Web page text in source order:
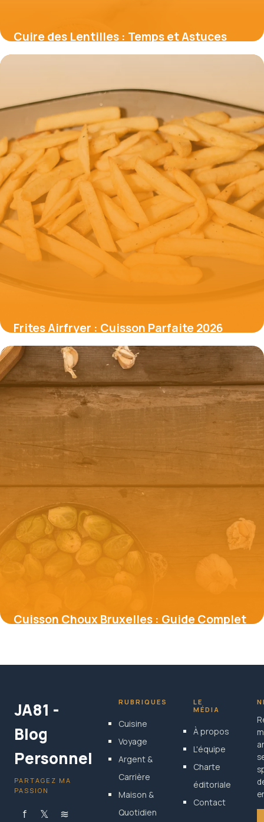
Cuire des Lentilles : Temps et Astuces
Parfaites
Frites Airfryer : Cuisson Parfaite 2026
19 mai 2026
Cuisson Choux Bruxelles : Guide Complet
JA81 -
Blog
Personnel
PARTAGEZ MA
PASSION
f 𝕏 ≋
RUBRIQUES
Cuisine
Voyage
Argent &
Carrière
Maison &
Quotidien
LE
MÉDIA
À propos
L'équipe
Charte
éditoriale
Contact